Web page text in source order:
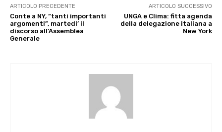
ARTICOLO PRECEDENTE
Conte a NY, “tanti importanti
argomenti”, martedi’ il
discorso all’Assemblea
Generale
ARTICOLO SUCCESSIVO
UNGA e Clima: fitta agenda
della delegazione italiana a
New York